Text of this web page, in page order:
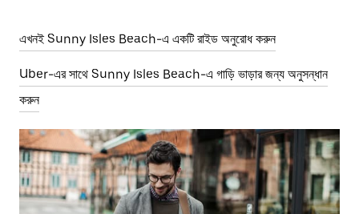
এখনই Sunny Isles Beach-এ একটি রাইড অনুরোধ করুন
Uber-এর সাথে Sunny Isles Beach-এ গাড়ি ভাড়ার জন্য অনুসন্ধান
করুন